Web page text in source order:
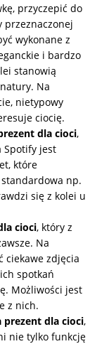
przyczepić do
wykonane z
i bardzo
stanowią
Na
nietypowy
ciocię.
dla cioci,
Spotify jest
które
np.
się z kolei u
cioci, który z
Na
ciekawe zdjęcia
spotkań
Możliwości jest
z nich.
prezent dla cioci,
nie tylko funkcję